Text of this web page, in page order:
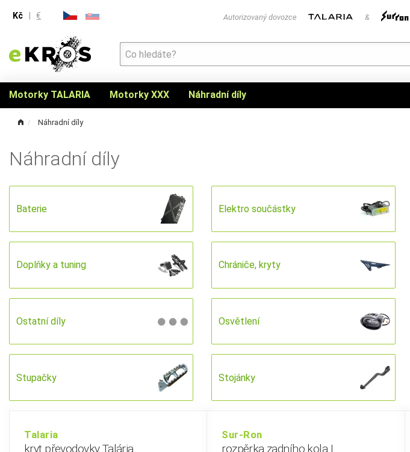
Kč € Autorizovaný dovozce &
Motorky TALARIA Motorky XXX Náhradní díly
Náhradní díly
Náhradní díly
Baterie Elektro součástky
Doplňky a tuning Chrániče, kryty
Ostatní díly Osvětlení
Stupačky Stojánky
Talaria
kryt převodovky Talária
Sur-Ron
rozpěrka zadního kola L